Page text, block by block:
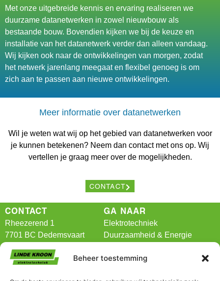
Beheer toestemming
Met onze uitgebreide kennis en ervaring realiseren we
duurzame datanetwerken in zowel nieuwbouw als
bestaande bouw. Bovendien kijken we bij de keuze en
installatie van het datanetwerk verder dan alleen vandaag.
Wij kijken ook naar de ontwikkelingen van morgen, zodat
het netwerk jarenlang meegaat en flexibel genoeg is om
zich aan te passen aan nieuwe ontwikkelingen.
Meer informatie over datanetwerken
Wil je weten wat wij op het gebied van datanetwerken voor
je kunnen betekenen? Neem dan contact met ons op. Wij
vertellen je graag meer over de mogelijkheden.
CONTACT
CONTACT
Rheezerend 1
7701 BC Dedemsvaart
T:0523-616989
GA NAAR
Elektrotechniek
Duurzaamheid & Energie
Branches